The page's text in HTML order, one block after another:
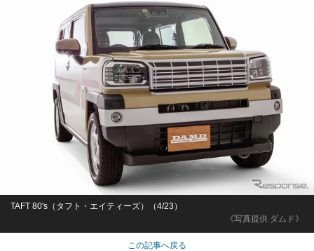
《写真提供 ダムド》
TAFT 80's（タフト・エイティーズ）（4/23）
この記事へ戻る